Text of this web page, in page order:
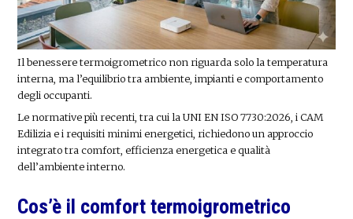
Il benessere termoigrometrico non riguarda solo la temperatura
interna, ma l’equilibrio tra ambiente, impianti e comportamento
degli occupanti.
Le normative più recenti, tra cui la UNI EN ISO 7730:2026, i CAM
Edilizia e i requisiti minimi energetici, richiedono un approccio
integrato tra comfort, efficienza energetica e qualità
dell’ambiente interno.
Cos’è il comfort termoigrometrico